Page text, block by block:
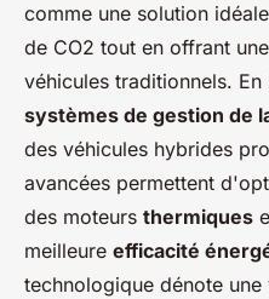
comme une solution
de CO2 tout en offrant
véhicules traditionnels.
systèmes de gestion de
des véhicules hybrides
avancées permettent
des moteurs thermiques
meilleure efficacité
technologique dénote